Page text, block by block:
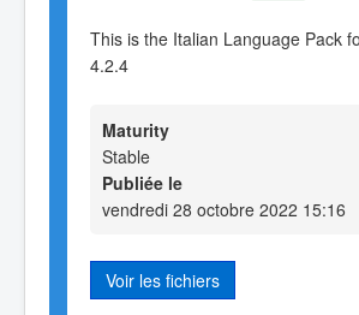
This is the Italian Language Pack
4.2.4
Maturity
Stable
Publiée le
vendredi 28 octobre 2022 15:16
Voir les fichiers